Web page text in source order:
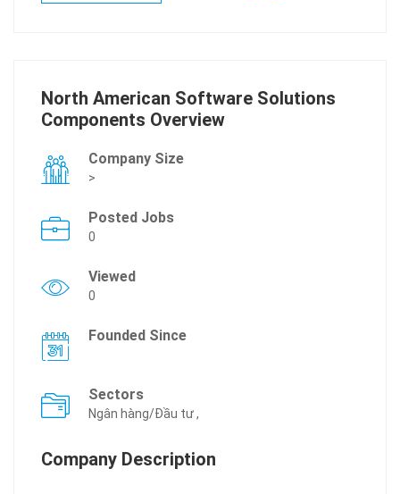
North American Software Solutions
Components Overview
Company Size
>
Posted Jobs
0
Viewed
0
Founded Since
Sectors
Ngân hàng/Đầu tư ,
Company Description